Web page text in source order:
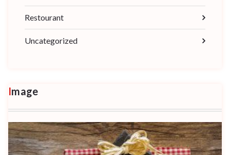
Restourant
Uncategorized
Image